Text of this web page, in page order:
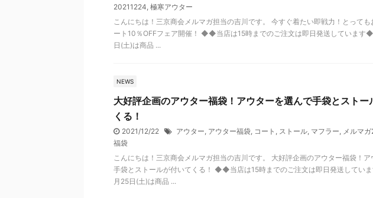
20211224, 極寒アウター
こんにちは！三京商会メルマガ担当の吉川です。 今すぐ着たい即戦力！とっても
ート10％OFFフェア開催！ ◆◆当店は15時までのご注文は即日発送していま
日(土)は商品 ...
NEWS
大好評企画のアウター福袋！アウターを選んで手袋とストー
くる！
2021/12/22 アウター, アウター福袋, コート , ストール, マフラー, メルマ
福袋
こんにちは！三京商会メルマガ担当の吉川です。 大好評企画のアウター福袋！
手袋とストールが付いてくる！ ◆◆当店は15時までのご注文は即日発送して
月25日(土)は商品 ...